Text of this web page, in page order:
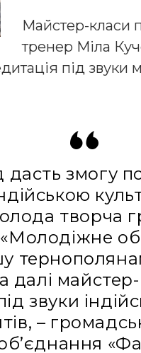
Майстер-класи
тренер Міла
під звуки
дасть змогу
творча
далі майстер-
звуки
–